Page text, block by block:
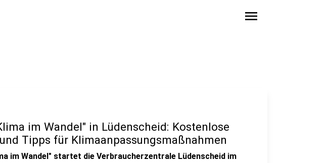
menu
im Wandel" in Lüdenscheid: Kostenlose
Tipps für Klimaanpassungsmaßnahmen
im Wandel" startet die Verbraucherzentrale Lüdenscheid im